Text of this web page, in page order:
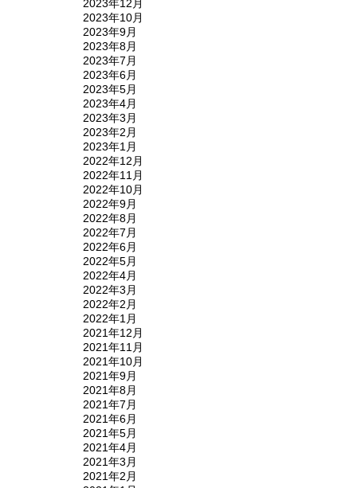
2023年12月
2023年10月
2023年9月
2023年8月
2023年7月
2023年6月
2023年5月
2023年4月
2023年3月
2023年2月
2023年1月
2022年12月
2022年11月
2022年10月
2022年9月
2022年8月
2022年7月
2022年6月
2022年5月
2022年4月
2022年3月
2022年2月
2022年1月
2021年12月
2021年11月
2021年10月
2021年9月
2021年8月
2021年7月
2021年6月
2021年5月
2021年4月
2021年3月
2021年2月